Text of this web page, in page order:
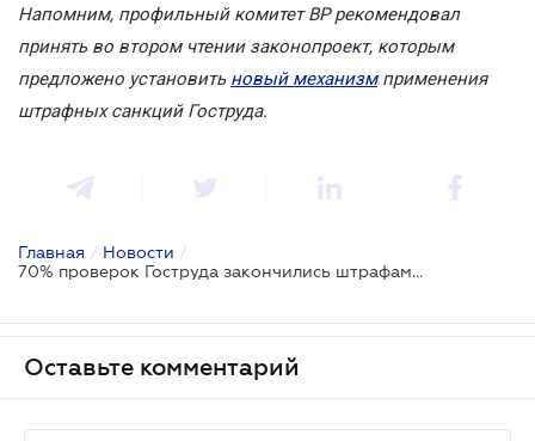
Напомним, профильный комитет ВР рекомендовал
принять во втором чтении законопроект, которым
предложено установить новый механизмприменения
штрафных санкций Гоструда.
Главная / Новости /
70% проверок Гоструда закончились штрафами для бизнеса
Оставьте комментарий